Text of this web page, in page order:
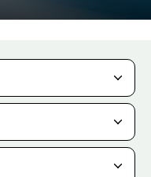
3 4 5
10 11 12